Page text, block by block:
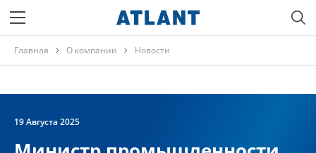
Главная О компании Новости
19 Августа 2025